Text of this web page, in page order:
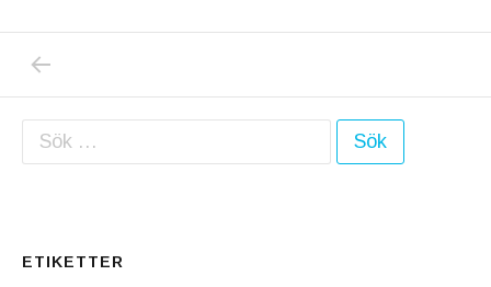
Inläggsnavigering
Sök efter:
ETIKETTER